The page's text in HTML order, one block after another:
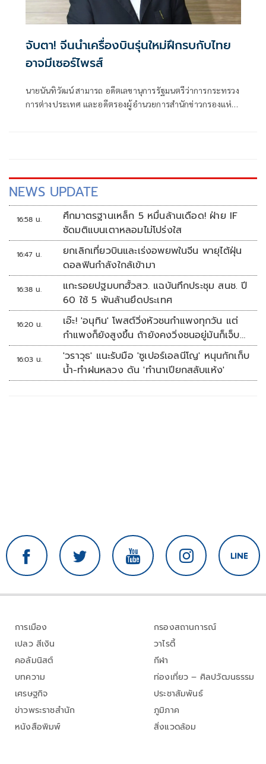
จับตา! จีนนำเครื่องบินรุ่นใหม่ฝึกรบกับไทย
อาจมีเซอร์ไพรส์
นายนันทิวัฒน์ สามารถ อดีตเลขานุการรัฐมนตรีว่าการกระทรวง
การต่างประเทศ และอดีตรองผู้อำนวยการสำนักข่าวกรองแห่ง
NEWS UPDATE
16:58 น.
ศึกมาตรฐานเหล็ก 5 หมื่นล้านเดือด! ฝ่าย IF
ซัดมติแบนเตาหลอมไม่โปร่งใส
16:47 น.
ยกเลิกเที่ยวบินและเร่งอพยพในจีน พายุไต้ฝุ่น
ดอลฟินกำลังใกล้เข้ามา
16:38 น.
แกะรอยปฐมบทฮั้วสว. แฉบันทึกประชุม สนช. ปี
60 ใช้ 5 พันล้านยึดประเทศ
16:20 น.
เอ๊ะ! 'อนุทิน' โพสต์วิ่งหัวชนกำแพงทุกวัน แต่
กำแพงก็ยังสูงขึ้น ถ้ายังคงวิ่งชนอยู่มันก็เจ็บ
หัวอีก
16:03 น.
'วราวุธ' แนะรับมือ 'ซูเปอร์เอลนีโญ' หนุนกักเก็บ
น้ำ-ทำฝนหลวง ดัน 'ทำนาเปียกสลับแห้ง'
การเมือง
เปลว สีเงิน
คอลัมนิสต์
บทความ
เศรษฐกิจ
ข่าวพระราชสำนัก
หนังสือพิมพ์
กรองสถานการณ์
วาไรตี้
กีฬา
ท่องเที่ยว – ศิลปวัฒนธรรม
ประชาสัมพันธ์
ภูมิภาค
สิ่งแวดล้อม